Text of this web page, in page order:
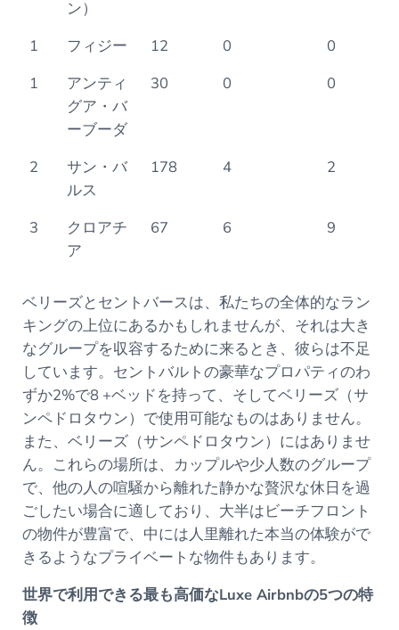
ン）
1
フィジー 12 0
0
1
アンティ
グア・バ
ーブーダ
30 0 0
2
サン・バ
ルス
178 4 2
3
クロアチ
ア
67 6 9
ベリーズとセントバースは、私たちの全体的なラン
キングの上位にあるかもしれませんが、それは大き
なグループを収容するために来るとき、彼らは不足
しています。セントバルトの豪華なプロパティのわ
ずか2%で8 +ベッドを持って、そしてベリーズ（サ
ンペドロタウン）で使用可能なものはありません。
また、ベリーズ（サンペドロタウン）にはありませ
ん。これらの場所は、カップルや少人数のグループ
で、他の人の喧騒から離れた静かな贅沢な休日を過
ごしたい場合に適しており、大半はビーチフロント
の物件が豊富で、中には人里離れた本当の体験がで
きるようなプライベートな物件もあります。
世界で利用できる最も高価なLuxe Airbnbの5つの特
徴